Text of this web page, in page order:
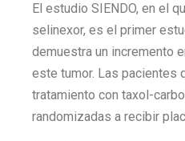
El estudio SIENDO, en el
selinexor, es el primer
demuestra un incremento
este tumor. Las pacientes
tratamiento con taxol-
randomizadas a recibir